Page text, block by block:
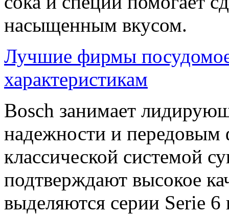
насыщенным вкусом.
Лучшие фирмы
характеристикам
Bosch занимает
надежности и
классической системой
подтверждают высокое
выделяются серии Serie 6